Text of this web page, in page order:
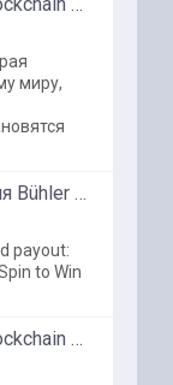
миру,
Швейцарская компания Bühler использует блокчейн в пищевой промышленности
payout:
to Win
Togliatti International Blockchain Forum